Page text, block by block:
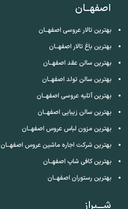
اصفهــان
بهترین تالار عروسی اصفهــان
بهترین باغ تالار اصفهــان
بهترین سالن عقد اصفهــان
بهترین سالن تولد اصفهــان
بهترین آتلیه عروسی اصفهــان
بهترین سالن زیبایی اصفهــان
بهترین مزون لباس عروس اصفهــان
بهترین شرکت اجاره ماشین عروس اصفهــان
بهترین کافی شاپ اصفهــان
بهترین رستوران اصفهــان
شـــیراز